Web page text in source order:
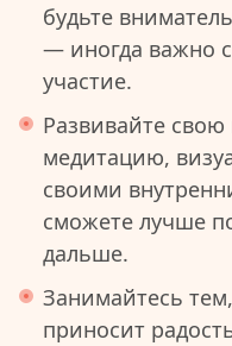
будьте
— иногда важно
участие.
Развивайте
медитацию,
своими
сможете лучше
дальше.
Занимайтесь
приносит